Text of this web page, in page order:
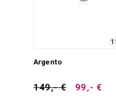
Argento
149,- € 99,- €